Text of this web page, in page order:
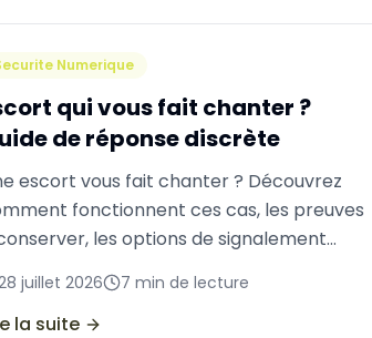
Numerique
qui vous fait chanter ?
de réponse discrète
escort vous fait chanter ? Découvrez
fonctionnent ces cas, les preuves
les options de signalement
et comment mettre fin à la menace
façon professionnelle.
juillet 2026 7 min de lecture
la suite